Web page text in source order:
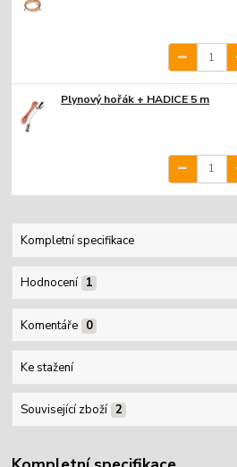
Plynový hořák + HADICE 5 m
Kompletní specifikace
Hodnocení 1
Komentáře 0
Ke stažení
Související zboží 2